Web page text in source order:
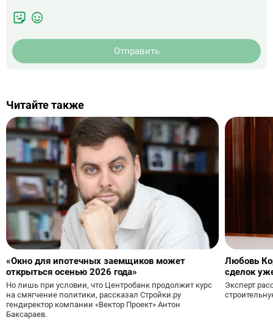
Отправить
Читайте также
«Окно для ипотечных заемщиков может
открыться осенью 2026 года»
Но лишь при условии, что Центробанк продолжит курс
на смягчение политики, рассказал Стройки.ру
гендиректор компании «Вектор Проект» Антон
Баксараев.
Любовь
сделок
Эксперт